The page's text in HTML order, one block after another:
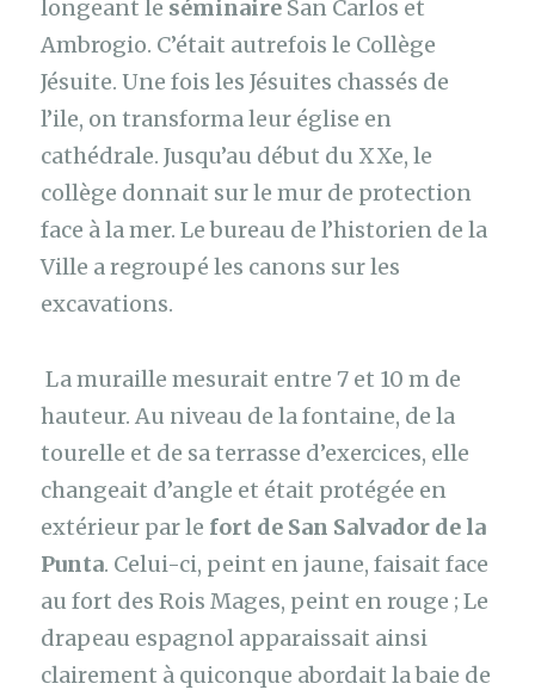
longeant le séminaire San Carlos et
Ambrogio. C’était autrefois le Collège
Jésuite. Une fois les Jésuites chassés de
l’ile, on transforma leur église en
cathédrale. Jusqu’au début du XXe, le
collège donnait sur le mur de protection
face à la mer. Le bureau de l’historien de la
Ville a regroupé les canons sur les
excavations.
La muraille mesurait entre 7 et 10 m de
hauteur. Au niveau de la fontaine, de la
tourelle et de sa terrasse d’exercices, elle
changeait d’angle et était protégée en
extérieur par le fort de San Salvador de la
Punta. Celui-ci, peint en jaune, faisait face
au fort des Rois Mages, peint en rouge ; Le
drapeau espagnol apparaissait ainsi
clairement à quiconque abordait la baie de